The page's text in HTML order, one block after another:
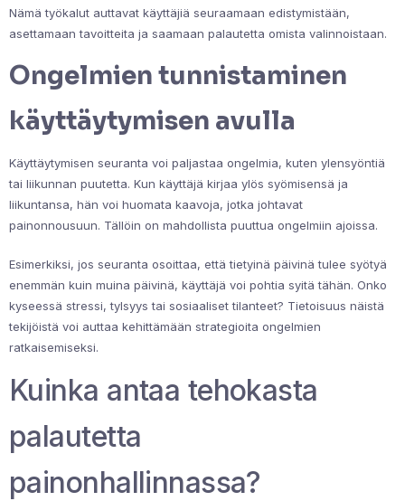
Nämä työkalut auttavat käyttäjiä seuraamaan edistymistään,
asettamaan tavoitteita ja saamaan palautetta omista valinnoistaan.
Ongelmien tunnistaminen
käyttäytymisen avulla
Käyttäytymisen seuranta voi paljastaa ongelmia, kuten ylensyöntiä
tai liikunnan puutetta. Kun käyttäjä kirjaa ylös syömisensä ja
liikuntansa, hän voi huomata kaavoja, jotka johtavat
painonnousuun. Tällöin on mahdollista puuttua ongelmiin ajoissa.
Esimerkiksi, jos seuranta osoittaa, että tietyinä päivinä tulee syötyä
enemmän kuin muina päivinä, käyttäjä voi pohtia syitä tähän. Onko
kyseessä stressi, tylsyys tai sosiaaliset tilanteet? Tietoisuus näistä
tekijöistä voi auttaa kehittämään strategioita ongelmien
ratkaisemiseksi.
Kuinka antaa tehokasta
palautetta
painonhallinnassa?